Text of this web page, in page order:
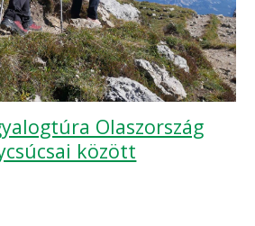
Olaszország
között